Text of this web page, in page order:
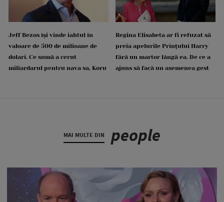
Jeff Bezos își vinde iahtul în
valoare de 500 de milioane de
dolari. Ce sumă a cerut
miliardarul pentru nava sa, Koru
Regina Elisabeta ar fi refuzat să
preia apelurile Prințului Harry
fără un martor lângă ea. De ce a
ajuns să facă un asemenea gest
MAI MULTE DIN people